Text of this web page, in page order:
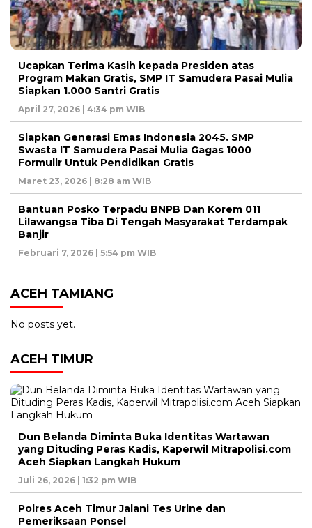
Ucapkan Terima Kasih kepada Presiden atas
Program Makan Gratis, SMP IT Samudera Pasai Mulia
Siapkan 1.000 Santri Gratis
April 27, 2026 | 4:34 pm WIB
Siapkan Generasi Emas Indonesia 2045. SMP
Swasta IT Samudera Pasai Mulia Gagas 1000
Formulir Untuk Pendidikan Gratis
Maret 23, 2026 | 8:28 am WIB
Bantuan Posko Terpadu BNPB Dan Korem 011
Lilawangsa Tiba Di Tengah Masyarakat Terdampak
Banjir
Februari 7, 2026 | 5:54 pm WIB
ACEH TAMIANG
No posts yet.
ACEH TIMUR
Dun Belanda Diminta Buka Identitas Wartawan
yang Dituding Peras Kadis, Kaperwil Mitrapolisi.com
Aceh Siapkan Langkah Hukum
Juli 26, 2026 | 1:32 pm WIB
Polres Aceh Timur Jalani Tes Urine dan
Pemeriksaan Ponsel